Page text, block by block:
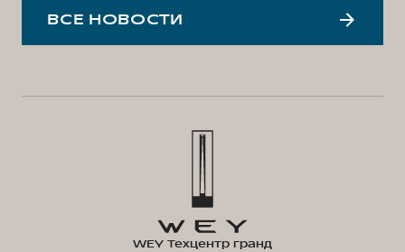
ВСЕ НОВОСТИ
WEY Техцентр гранд